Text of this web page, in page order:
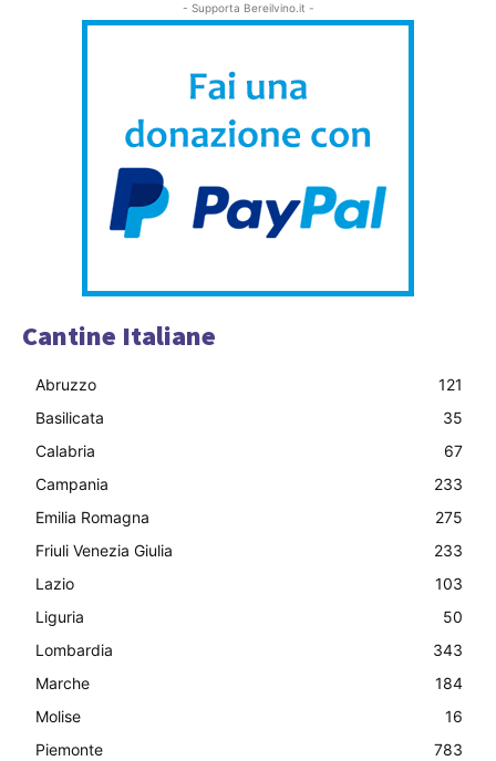
- Supporta Bereilvino.it -
Cantine Italiane
Abruzzo
121
Basilicata
35
Calabria
67
Campania
233
Emilia Romagna
275
Friuli Venezia Giulia
233
Lazio
103
Liguria
50
Lombardia
343
Marche
184
Molise
16
Piemonte
783